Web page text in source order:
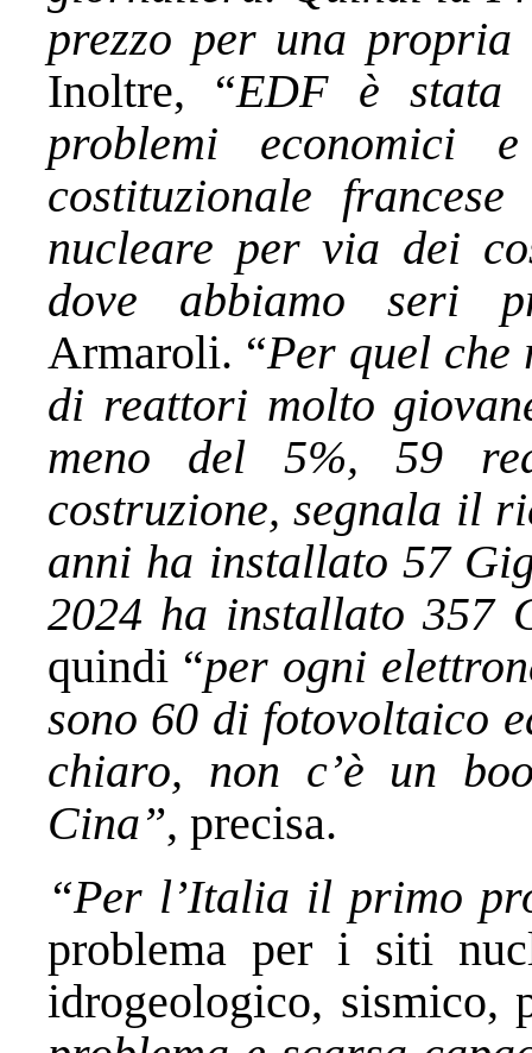
prezzo per una
Inoltre, “EDF è stata
problemi
costituzionale
nucleare per via dei
dove abbiamo seri
Armaroli. “Per quel
di reattori molto
meno del 5%, 59
costruzione, segnala il
anni ha installato 57
2024 ha installato 357
quindi “per ogni
sono 60 di fotovoltaico
chiaro, non c’è un
Cina”, precisa.
“Per l’Italia il primo
problema per i siti
idrogeologico, sismico,